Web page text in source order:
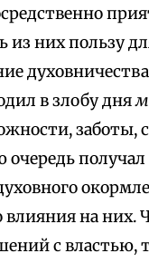
из них пользу
в злобу дня
заботы,
получал
влияния на них.
с властью,